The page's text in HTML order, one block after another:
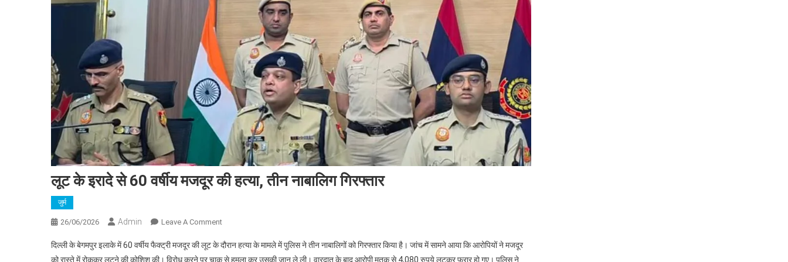
लूट के इरादे से 60 वर्षीय मजदूर की हत्या, तीन नाबालिग गिरफ्तार
जुर्म
26/06/2026 Admin Leave A CommentOn
के
दिल्ली के बेगमपुर इलाके में 60 वर्षीय फैक्ट्री मजदूर की लूट के दौरान हत्या के मामले में पुलिस ने तीन नाबालिगों को गिरफ्तार किया है। जांच में सामने आया कि आरोपियों ने मजदूर
को रास्ते में रोककर लूटने की कोशिश की। विरोध करने पर चाकू से हमला कर उसकी जान ले ली। वारदात के बाद आरोपी मृतक से 4,080 रुपये लूटकर फरार हो गए। पुलिस ने